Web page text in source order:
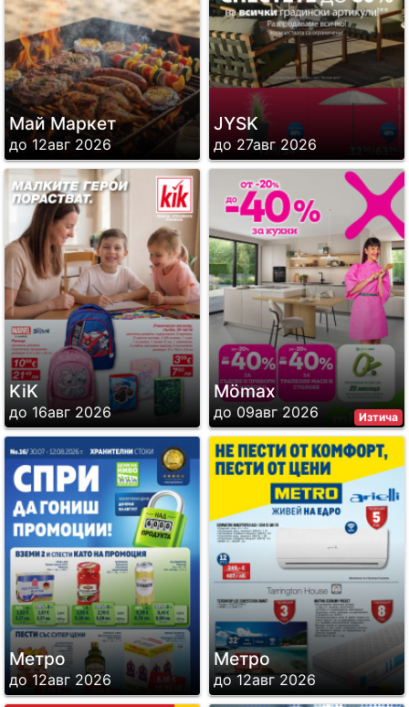
Май Маркет
до 12авг 2026
JYSK
до 27авг 2026
KiK
до 16авг 2026 Изтича
Mömax
до 09авг 2026
Метро
до 12авг 2026
Метро
до 12авг 2026